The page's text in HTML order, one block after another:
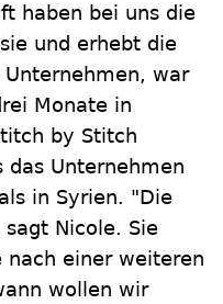
haben bei uns die
und erhebt die
war
Monate in
by Stitch
das Unternehmen
in Syrien. "Die
Nicole. Sie
nach einer weiteren
wollen wir